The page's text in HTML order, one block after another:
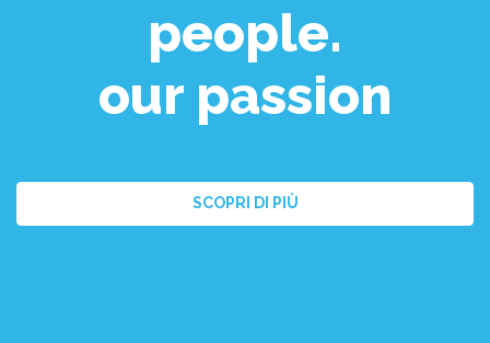
people.
our passion
SCOPRI DI PIÙ